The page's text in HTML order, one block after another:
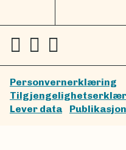
Personvernerklæring
Lever data